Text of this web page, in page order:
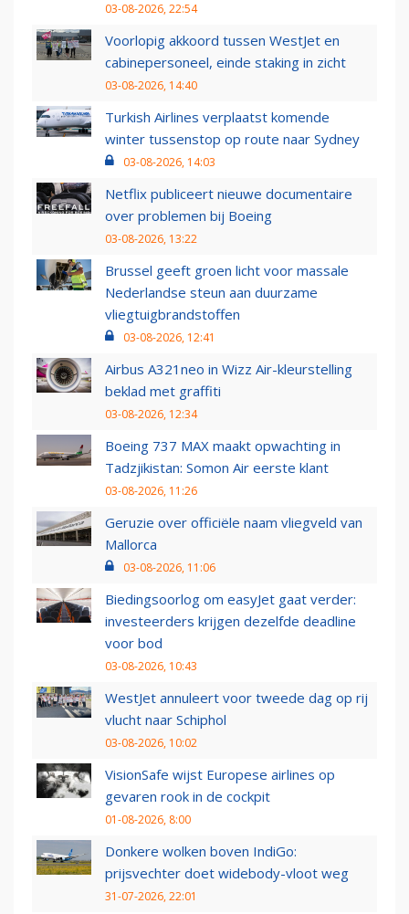
03-08-2026, 22:54
Voorlopig akkoord tussen WestJet en
cabinepersoneel, einde staking in zicht
03-08-2026, 14:40
Turkish Airlines verplaatst komende
winter tussenstop op route naar Sydney
03-08-2026, 14:03
Netflix publiceert nieuwe documentaire
over problemen bij Boeing
03-08-2026, 13:22
Brussel geeft groen licht voor massale
Nederlandse steun aan duurzame
vliegtuigbrandstoffen
03-08-2026, 12:41
Airbus A321neo in Wizz Air-kleurstelling
beklad met graffiti
03-08-2026, 12:34
Boeing 737 MAX maakt opwachting in
Tadzjikistan: Somon Air eerste klant
03-08-2026, 11:26
Geruzie over officiële naam vliegveld van
Mallorca
03-08-2026, 11:06
Biedingsoorlog om easyJet gaat verder:
investeerders krijgen dezelfde deadline
voor bod
03-08-2026, 10:43
WestJet annuleert voor tweede dag op rij
vlucht naar Schiphol
03-08-2026, 10:02
VisionSafe wijst Europese airlines op
gevaren rook in de cockpit
01-08-2026, 8:00
Donkere wolken boven IndiGo:
prijsvechter doet widebody-vloot weg
31-07-2026, 22:01